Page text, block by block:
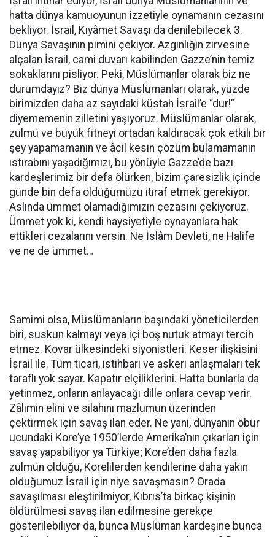
hatta dünya kamuoyunun izzetiyle oynamanın cezasını
bekliyor. İsrail, Kıyâmet Savaşı da denilebilecek 3.
Dünya Savaşının pimini çekiyor. Azgınlığın zirvesine
alçalan İsrail, cami duvarı kabilinden Gazze’nin temiz
sokaklarını pisliyor. Peki, Müslümanlar olarak biz ne
durumdayız? Biz dünya Müslümanları olarak, yüzde
birimizden daha az sayıdaki küstah İsrail’e “dur!”
diyememenin zilletini yaşıyoruz. Müslümanlar olarak,
zulmü ve büyük fitneyi ortadan kaldıracak çok etkili bir
şey yapamamanın ve âcil kesin çözüm bulamamanın
ıstırabını yaşadığımızı, bu yönüyle Gazze’de bazı
kardeşlerimiz bir defa ölürken, bizim çaresizlik içinde
günde bin defa öldüğümüzü itiraf etmek gerekiyor.
Aslında ümmet olamadığımızın cezasını çekiyoruz.
Ümmet yok ki, kendi haysiyetiyle oynayanlara hak
ettikleri cezalarını versin. Ne İslâm Devleti, ne Halife
ve ne de ümmet…
Samimi olsa, Müslümanların başındaki yöneticilerden
biri, suskun kalmayı veya içi boş nutuk atmayı tercih
etmez. Kovar ülkesindeki siyonistleri. Keser ilişkisini
İsrail ile. Tüm ticari, istihbari ve askeri anlaşmaları tek
taraflı yok sayar. Kapatır elçiliklerini. Hatta bunlarla da
yetinmez, onların anlayacağı dille onlara cevap verir.
Zâlimin elini ve silahını mazlumun üzerinden
çektirmek için savaş ilan eder. Ne yani, dünyanın öbür
ucundaki Kore’ye 1950’lerde Amerika’nın çıkarları için
savaş yapabiliyor ya Türkiye; Kore’den daha fazla
zulmün olduğu, Korelilerden kendilerine daha yakın
olduğumuz İsrail için niye savaşmasın? Orada
savaşılması eleştirilmiyor, Kıbrıs’ta birkaç kişinin
öldürülmesi savaş ilan edilmesine gerekçe
gösterilebiliyor da, bunca Müslüman kardeşine bunca